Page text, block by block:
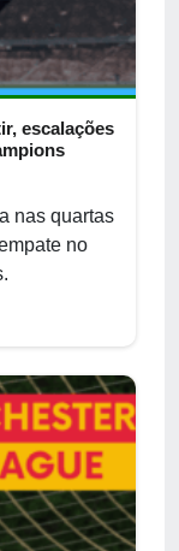
escalações
nas quartas
no